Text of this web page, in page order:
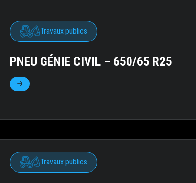
Travaux publics
PNEU GÉNIE CIVIL – 650/65 R25
Travaux publics